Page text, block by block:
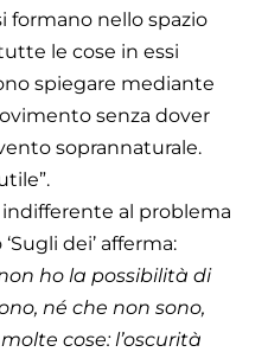
formano nello spazio
le cose in essi
spiegare mediante
senza dover
soprannaturale.
al problema
dei’ afferma:
ho la possibilità di
né che non sono,
cose: l’oscurità